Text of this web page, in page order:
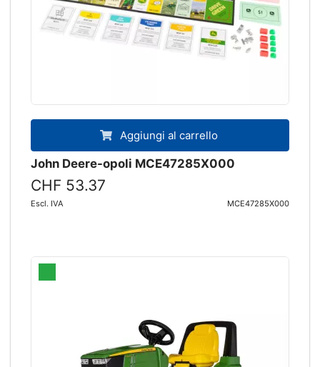
Aggiungi al carrello
John Deere-opoli MCE47285X000
CHF 53.37
Escl. IVA MCE47285X000